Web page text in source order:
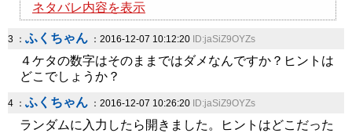
ネタバレ内容を表示
3 ： ふくちゃん ：2016-12-07 10:12:20 ID:jaSiZ9OYZs
４ケタの数字はそのままではダメなんですか？ヒントは
どこでしょうか？
4 ： ふくちゃん ：2016-12-07 10:26:20 ID:jaSiZ9OYZs
ランダムに入力したら開きました。ヒントはどこだった